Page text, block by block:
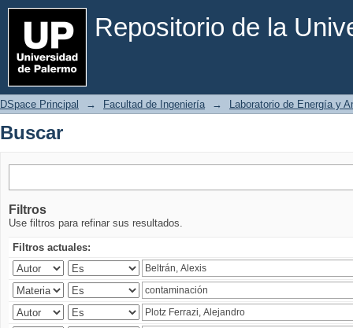
Repositorio de la
Buscar
DSpace Principal → Facultad de Ingeniería → Laboratorio de Energía y
Buscar
Filtros
Use filtros para refinar sus resultados.
Filtros actuales: